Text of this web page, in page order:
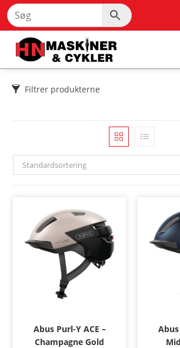
Filtrer produkterne
Standardsortering
Abus Purl-Y ACE –
Champagne Gold
Abus